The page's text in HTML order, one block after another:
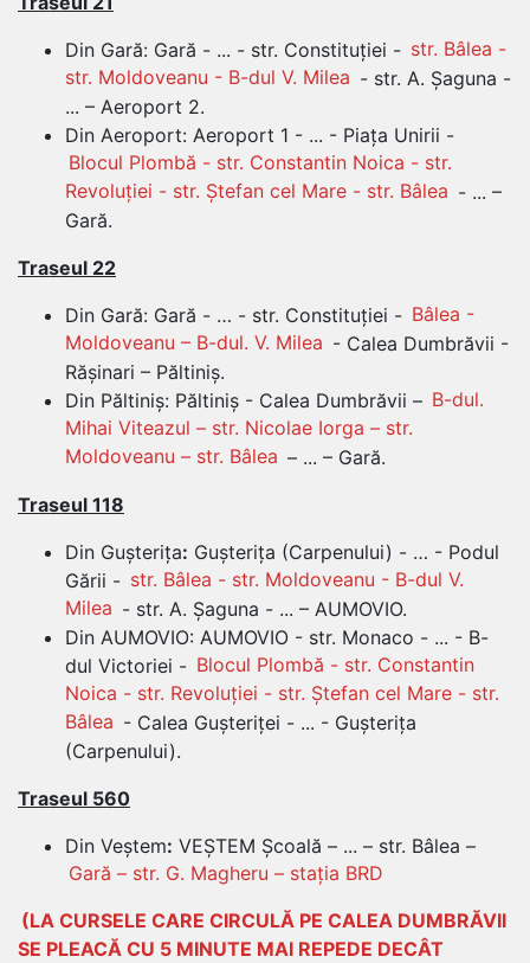
Din Gară: Gară - ... - str. Constituției - str. Bâlea -
str. Moldoveanu - B-dul V. Milea - str. A. Șaguna -
... – Aeroport 2.
Din Aeroport: Aeroport 1 - ... - Piața Unirii -
Blocul Plombă - str. Constantin Noica - str.
Revoluției - str. Ștefan cel Mare - str. Bâlea - ... –
Gară.
Traseul 22
Din Gară: Gară - … - str. Constituției - Bâlea -
Moldoveanu – B-dul. V. Milea - Calea Dumbrăvii -
Rășinari – Păltiniș.
Din Păltiniș: Păltiniș - Calea Dumbrăvii – B-dul.
Mihai Viteazul – str. Nicolae Iorga – str.
Moldoveanu – str. Bâlea – ... – Gară.
Traseul 118
Din Gușterița: Gușterița (Carpenului) - … - Podul
Gării - str. Bâlea - str. Moldoveanu - B-dul V.
Milea - str. A. Șaguna - ... – AUMOVIO.
Din AUMOVIO: AUMOVIO - str. Monaco - ... - B-
dul Victoriei - Blocul Plombă - str. Constantin
Noica - str. Revoluției - str. Ștefan cel Mare - str.
Bâlea - Calea Gușteriței - ... - Gușterița
(Carpenului).
Traseul 560
Din Veștem: VEȘTEM Școală – ... – str. Bâlea –
Gară – str. G. Magheru – stația BRD
(LA CURSELE CARE CIRCULĂ PE CALEA DUMBRĂVII
SE PLEACĂ CU 5 MINUTE MAI REPEDE DECÂT